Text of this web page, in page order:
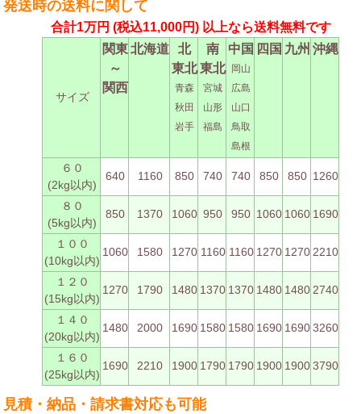
発送時の送料に関して
合計1万円 (税込11,000円)以上なら送料無料です
サイズ
関東
～
関西
北海道
北
東北
青森
秋田
岩手
南
東北
宮城
山形
福島
中国
岡山
広島
山口
鳥取
島根
四国 九州 沖縄
６０
(2kg以内)
640 1160 850 740 740 850 850 1260
８０
(5kg以内)
850 1370 1060 950 950 1060 1060 1690
１００
(10kg以内)
1060 1580 1270 1160 1160 1270 1270 2210
１２０
(15kg以内)
1270 1790 1480 1370 1370 1480 1480 2740
１４０
(20kg以内)
1480 2000 1690 1580 1580 1690 16903260
１６０
(25kg以内)
1690 2210 1900 1790 1790 1900 19003790
見積・納品・請求書対応も可能